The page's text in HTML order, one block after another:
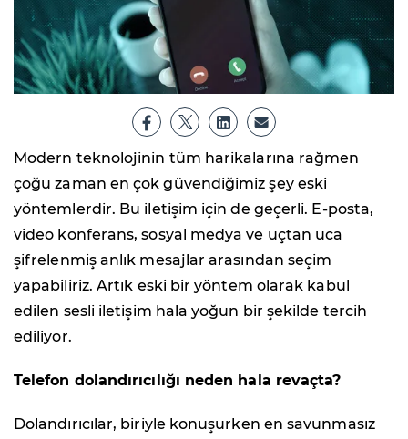
Modern teknolojinin tüm harikalarına rağmen
çoğu zaman en çok güvendiğimiz şey eski
yöntemlerdir. Bu iletişim için de geçerli. E-posta,
video konferans, sosyal medya ve uçtan uca
şifrelenmiş anlık mesajlar arasından seçim
yapabiliriz. Artık eski bir yöntem olarak kabul
edilen sesli iletişim hala yoğun bir şekilde tercih
ediliyor.
Telefon dolandırıcılığı neden hala revaçta?
Dolandırıcılar, biriyle konuşurken en savunmasız